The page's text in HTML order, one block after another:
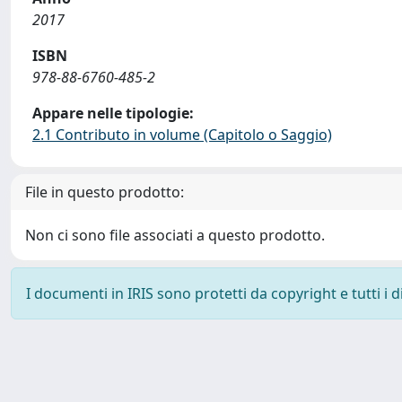
2017
ISBN
978-88-6760-485-2
Appare nelle tipologie:
2.1 Contributo in volume (Capitolo o Saggio)
File in questo prodotto:
Non ci sono file associati a questo prodotto.
I documenti in IRIS sono protetti da copyright e tutti i